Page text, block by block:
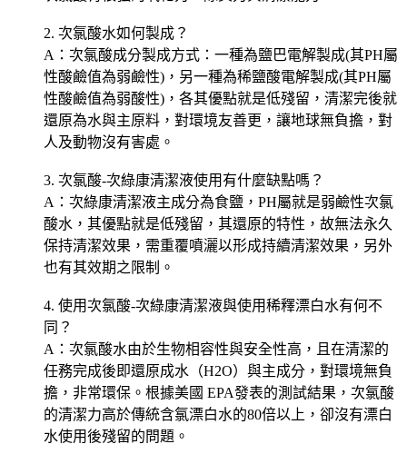
2. 次氯酸水如何製成？
A：次氯酸成分製成方式：一種為鹽巴電解製成(其PH屬
性酸鹼值為弱鹼性)，另一種為稀鹽酸電解製成(其PH屬
性酸鹼值為弱酸性)，各其優點就是低殘留，清潔完後就
還原為水與主原料，對環境友善更，讓地球無負擔，對
人及動物沒有害處。
3. 次氯酸-次綠康清潔液使用有什麼缺點嗎？
A：次綠康清潔液主成分為食鹽，PH屬就是弱鹼性次氯
酸水，其優點就是低殘留，其還原的特性，故無法永久
保持清潔效果，需重覆噴灑以形成持續清潔效果，另外
也有其效期之限制。
4. 使用次氯酸-次綠康清潔液與使用稀釋漂白水有何不
同？
A：次氯酸水由於生物相容性與安全性高，且在清潔的
任務完成後即還原成水（H2O）與主成分，對環境無負
擔，非常環保。根據美國 EPA發表的測試結果，次氯酸
的清潔力高於傳統含氯漂白水的80倍以上，卻沒有漂白
水使用後殘留的問題。